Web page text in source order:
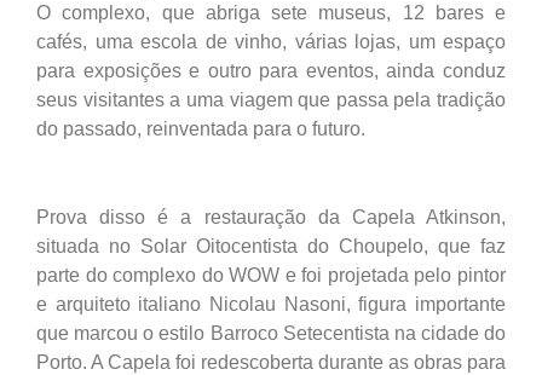
O complexo, que abriga sete museus, 12 bares e
cafés, uma escola de vinho, várias lojas, um espaço
para exposições e outro para eventos, ainda conduz
seus visitantes a uma viagem que passa pela tradição
do passado, reinventada para o futuro.
Prova disso é a restauração da Capela Atkinson,
situada no Solar Oitocentista do Choupelo, que faz
parte do complexo do WOW e foi projetada pelo pintor
e arquiteto italiano Nicolau Nasoni, figura importante
que marcou o estilo Barroco Setecentista na cidade do
Porto. A Capela foi redescoberta durante as obras para